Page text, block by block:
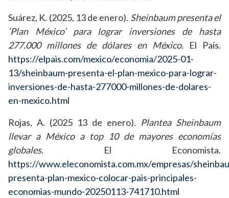
Suárez, K. (2025, 13 de enero). Sheinbaum presenta el
‘Plan México’ para lograr inversiones de hasta
277.000 millones de dólares en México. El País.
https://elpais.com/mexico/economia/2025-01-
13/sheinbaum-presenta-el-plan-mexico-para-lograr-
inversiones-de-hasta-277000-millones-de-dolares-
en-mexico.html
Rojas, A. (2025 13 de enero). Plantea Sheinbaum
llevar a México a top 10 de mayores economías
globales. El Economista.
https://www.eleconomista.com.mx/empresas/
presenta-plan-mexico-colocar-pais-principales-
economias-mundo-20250113-741710.html